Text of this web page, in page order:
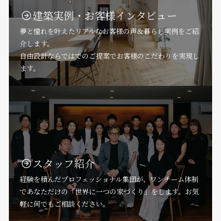
建築実例・お客様インタビュー
夢と憧れを叶えたリアルなお客様の声＆暮らし実例をご紹
介します。
自由設計ならではでのご提案でお客様のこだわりを実現し
ます。
スタッフ紹介
経験を積んだプロフェッショナル集団が、ワンチーム体制
であなただけの「世界に一つの家づくり」をします。お気
軽に何でもご相談ください。